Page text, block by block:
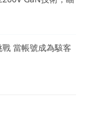
當帳號成為駭客